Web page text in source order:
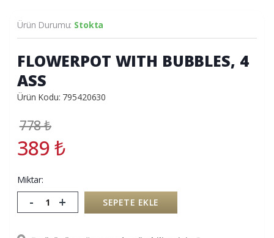
Ürün Durumu: Stokta
FLOWERPOT WITH BUBBLES, 4
ASS
Ürün Kodu: 795420630
778₺
389₺
Miktar:
- + SEPETE EKLE